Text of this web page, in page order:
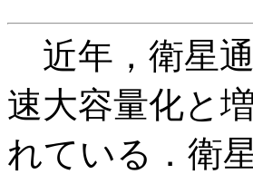
近年，衛星
速大容量化と
れている．衛